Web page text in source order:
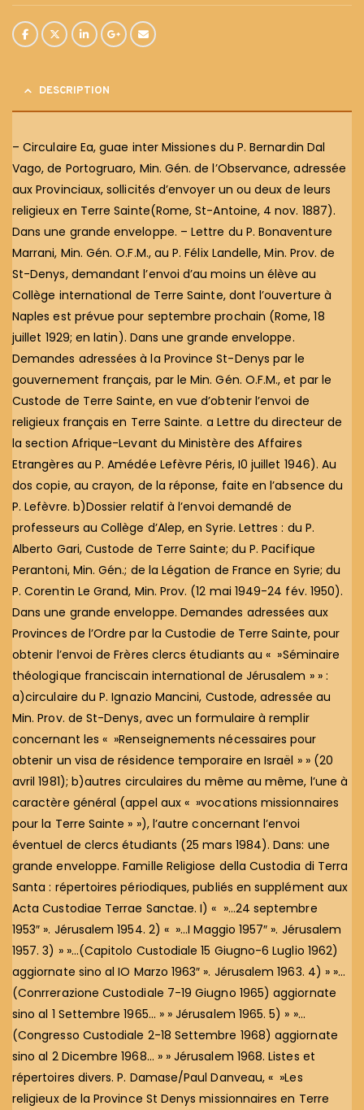
DESCRIPTION
– Circulaire Ea, guae inter Missiones du P. Bernardin Dal
Vago, de Portogruaro, Min. Gén. de l’Observance, adressée
aux Provinciaux, sollicités d’envoyer un ou deux de leurs
religieux en Terre Sainte(Rome, St-Antoine, 4 nov. 1887).
Dans une grande enveloppe. – Lettre du P. Bonaventure
Marrani, Min. Gén. O.F.M., au P. Félix Landelle, Min. Prov. de
St-Denys, demandant l’envoi d’au moins un élève au
Collège international de Terre Sainte, dont l’ouverture à
Naples est prévue pour septembre prochain (Rome, 18
juillet 1929; en latin). Dans une grande enveloppe.
Demandes adressées à la Province St-Denys par le
gouvernement français, par le Min. Gén. O.F.M., et par le
Custode de Terre Sainte, en vue d’obtenir l’envoi de
religieux français en Terre Sainte. a Lettre du directeur de
la section Afrique-Levant du Ministère des Affaires
Etrangères au P. Amédée Lefèvre Péris, I0 juillet 1946). Au
dos copie, au crayon, de la réponse, faite en l’absence du
P. Lefèvre. b)Dossier relatif à l’envoi demandé de
professeurs au Collège d’Alep, en Syrie. Lettres : du P.
Alberto Gari, Custode de Terre Sainte; du P. Pacifique
Perantoni, Min. Gén.; de la Légation de France en Syrie; du
P. Corentin Le Grand, Min. Prov. (12 mai 1949-24 fév. 1950).
Dans une grande enveloppe. Demandes adressées aux
Provinces de l’Ordre par la Custodie de Terre Sainte, pour
obtenir l’envoi de Frères clercs étudiants au « »Séminaire
théologique franciscain international de Jérusalem » » :
a)circulaire du P. Ignazio Mancini, Custode, adressée au
Min. Prov. de St-Denys, avec un formulaire à remplir
concernant les « »Renseignements nécessaires pour
obtenir un visa de résidence temporaire en Israël » » (20
avril 1981); b)autres circulaires du même au même, l’une à
caractère général (appel aux « »vocations missionnaires
pour la Terre Sainte » »), l’autre concernant l’envoi
éventuel de clercs étudiants (25 mars 1984). Dans: une
grande enveloppe. Famille Religiose della Custodia di Terra
Santa : répertoires périodiques, publiés en supplément aux
Acta Custodiae Terrae Sanctae. I) « »…24 septembre
1953″ ». Jérusalem 1954. 2) « »…I Maggio 1957″ ». Jérusalem
1957. 3) » »…(Capitolo Custodiale 15 Giugno-6 Luglio 1962)
aggiornate sino al IO Marzo 1963″ ». Jérusalem 1963. 4) » »…
(Conrrerazione Custodiale 7-19 Giugno 1965) aggiornate
sino al 1 Settembre 1965… » » Jérusalem 1965. 5) » »…
(Congresso Custodiale 2-18 Settembre 1968) aggiornate
sino al 2 Dicembre 1968… » » Jérusalem 1968. Listes et
répertoires divers. P. Damase/Paul Danveau, « »Les
religieux de la Province St Denys missionnaires en Terre